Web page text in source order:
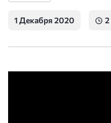
1 Декабря 2020